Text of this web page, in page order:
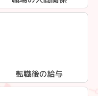
転職後の給与